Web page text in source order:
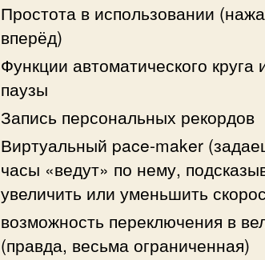
Простота в использовании
вперёд)
Функции автоматического круга
паузы
Запись персональных рекордов
Виртуальный pace-maker
часы «ведут» по нему,
увеличить или уменьшить
возможность переключения в
(правда, весьма ограниченная)